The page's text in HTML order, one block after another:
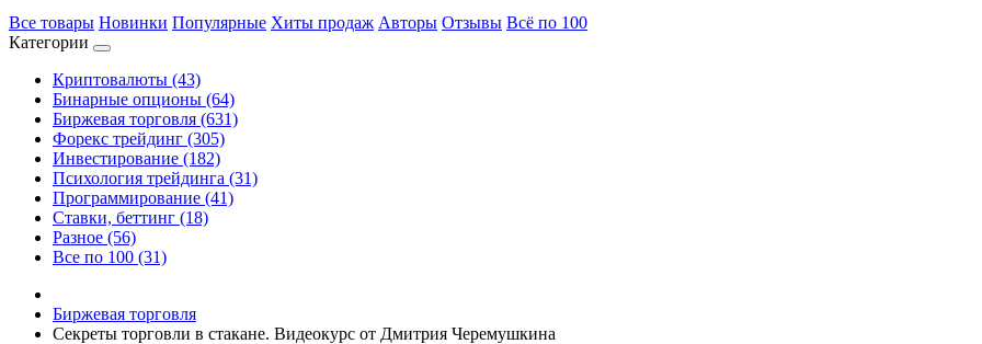
Все товары Новинки Популярные Хиты продаж Авторы Отзывы Всё по 100
Категории
Криптовалюты (43)
Бинарные опционы (64)
Биржевая торговля (631)
Форекс трейдинг (305)
Инвестирование (182)
Психология трейдинга (31)
Программирование (41)
Ставки, беттинг (18)
Разное (56)
Все по 100 (31)
Биржевая торговля
Секреты торговли в стакане. Видеокурс от Дмитрия Черемушкина